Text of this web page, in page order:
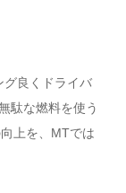
グ良くドライバ
駄な燃料を使う
上を、MTでは